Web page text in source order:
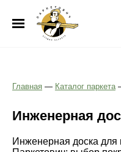
Главная — Каталог паркета
Инженерная
Инженерная доска для